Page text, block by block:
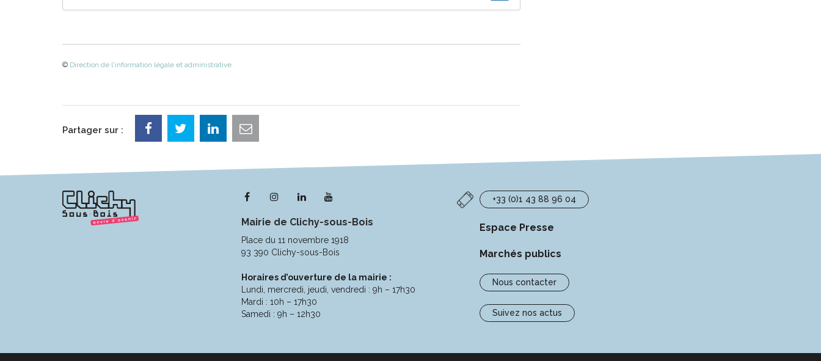
© Direction de l'information légale et administrative
Partager sur :
Lien
le
compte
Facebook
Lien
le
compte
Instagram
Lien
le
compte
Linkedin
la
chaîne
Youtube
Mairie de Clichy-sous-Bois
Place du 11 novembre 1918
93 390 Clichy-sous-Bois
Horaires d’ouverture de la mairie :
Lundi, mercredi, jeudi, vendredi : 9h – 17h30
Mardi : 10h – 17h30
Samedi : 9h – 12h30
+33 (0)1 43 88 96 04
Espace Presse
Marchés publics
Nous contacter
Suivez nos actus